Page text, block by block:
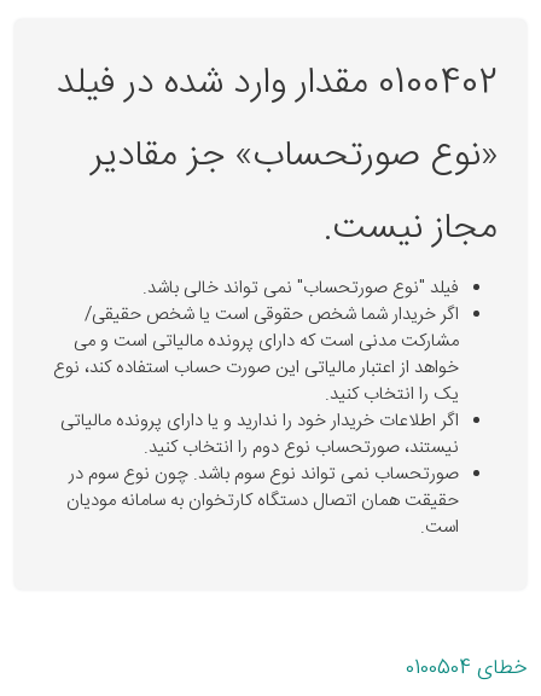
0100402 مقدار وارد شده در فیلد
«نوع صورتحساب» جز مقادیر
مجاز نیست.
فیلد "نوع صورتحساب" نمی تواند خالی باشد.
اگر خریدار شما شخص حقوقی است یا شخص حقیقی/
مشارکت مدنی است که دارای پرونده مالیاتی است و می
خواهد از اعتبار مالیاتی این صورت حساب استفاده کند، نوع
یک را انتخاب کنید.
اگر اطلاعات خریدار خود را ندارید و یا دارای پرونده مالیاتی
نیستند، صورتحساب نوع دوم را انتخاب کنید.
صورتحساب نمی تواند نوع سوم باشد. چون نوع سوم در
حقیقت همان اتصال دستگاه کارتخوان به سامانه مودیان
است.
خطای 0100504